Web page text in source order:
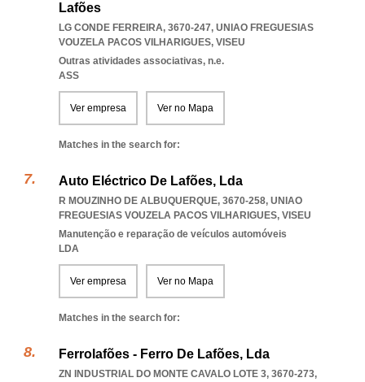
Lafões
LG CONDE FERREIRA, 3670-247, UNIAO FREGUESIAS
VOUZELA PACOS VILHARIGUES, VISEU
Outras atividades associativas, n.e.
ASS
Ver empresa Ver no Mapa
Matches in the search for:
Auto Eléctrico De Lafões, Lda
R MOUZINHO DE ALBUQUERQUE, 3670-258, UNIAO
FREGUESIAS VOUZELA PACOS VILHARIGUES, VISEU
Manutenção e reparação de veículos automóveis
LDA
Ver empresa Ver no Mapa
Matches in the search for:
Ferrolafões - Ferro De Lafões, Lda
ZN INDUSTRIAL DO MONTE CAVALO LOTE 3, 3670-273,